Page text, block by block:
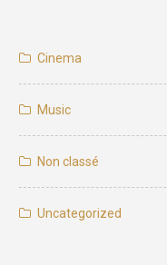
Cinema
Music
Non classé
Uncategorized